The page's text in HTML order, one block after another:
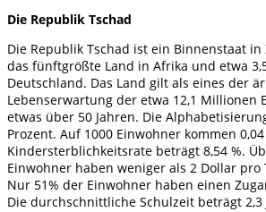
Die Republik Tschad
Die Republik Tschad ist ein Binnenstaat
das fünftgrößte Land in Afrika und etwa
Deutschland. Das Land gilt als eines der
Lebenserwartung der etwa 12,1 Millionen
etwas über 50 Jahren. Die
Prozent. Auf 1000 Einwohner kommen
Kindersterblichkeitsrate beträgt 8,54 %.
Einwohner haben weniger als 2 Dollar pro
Nur 51% der Einwohner haben einen
Die durchschnittliche Schulzeit beträgt 2,3